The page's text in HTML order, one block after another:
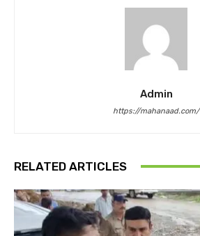
Admin
https://mahanaad.com/
RELATED ARTICLES